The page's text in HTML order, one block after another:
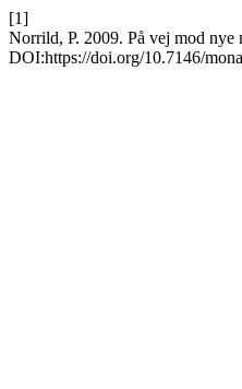
[1]
Norrild, P. 2009. På vej mod
DOI:https://doi.org/10.7146/